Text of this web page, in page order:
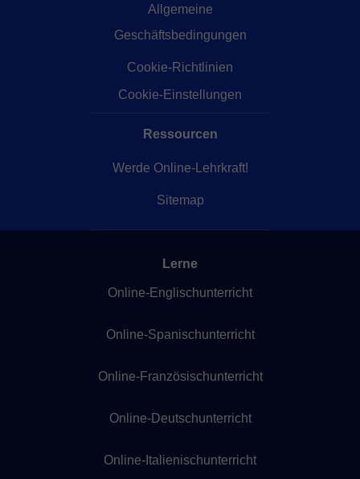
Allgemeine
Geschäftsbedingungen
Cookie-Richtlinien
Cookie-Einstellungen
Ressourcen
Werde Online-Lehrkraft!
Sitemap
Lerne
Online-Englischunterricht
Online-Spanischunterricht
Online-Französischunterricht
Online-Deutschunterricht
Online-Italienischunterricht